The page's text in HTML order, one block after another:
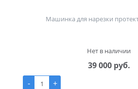
Машинка для нарезки
Нет в наличии
39 000 руб.
-
+